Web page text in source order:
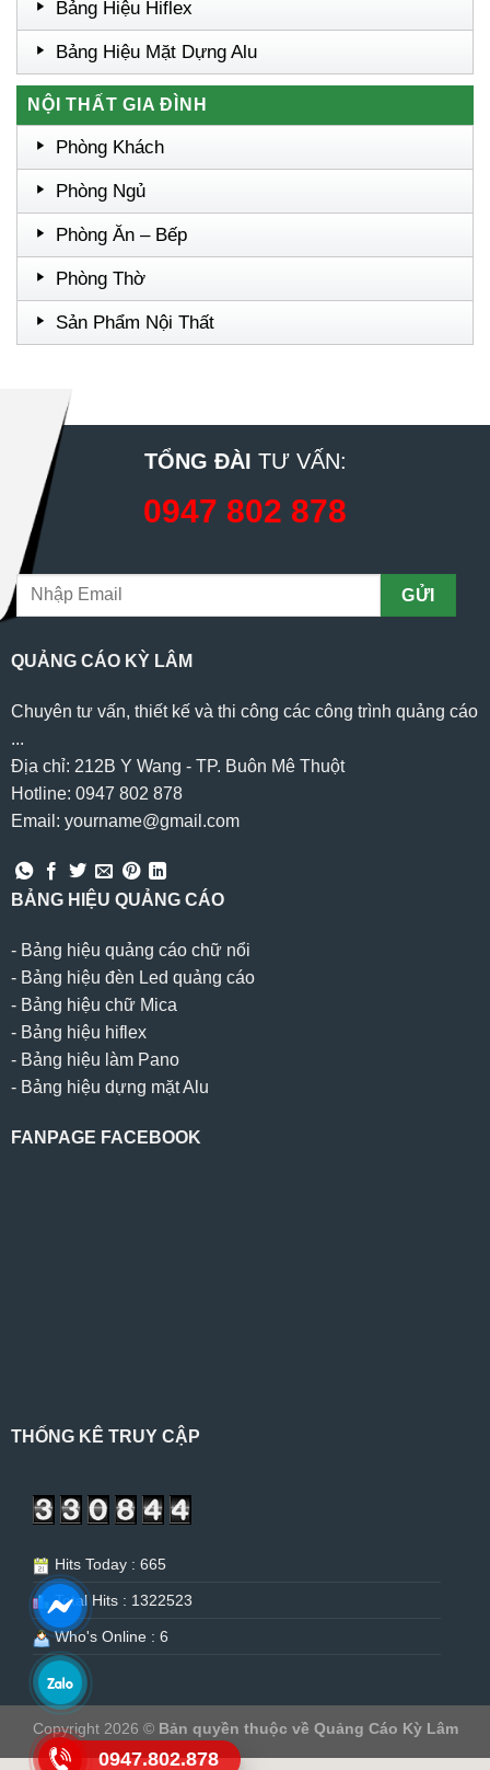
Bảng Hiệu Hiflex
Bảng Hiệu Mặt Dựng Alu
NỘI THẤT GIA ĐÌNH
Phòng Khách
Phòng Ngủ
Phòng Ăn – Bếp
Phòng Thờ
Sản Phẩm Nội Thất
TỔNG ĐÀI TƯ VẤN:
0947 802 878
QUẢNG CÁO KỲ LÂM
Chuyên tư vấn, thiết kế và thi công các công trình quảng cáo
...
Địa chỉ: 212B Y Wang - TP. Buôn Mê Thuột
Hotline: 0947 802 878
Email: yourname@gmail.com
BẢNG HIỆU QUẢNG CÁO
- Bảng hiệu quảng cáo chữ nổi
- Bảng hiệu đèn Led quảng cáo
- Bảng hiệu chữ Mica
- Bảng hiệu hiflex
- Bảng hiệu làm Pano
- Bảng hiệu dựng mặt Alu
FANPAGE FACEBOOK
THỐNG KÊ TRUY CẬP
Hits Today : 665
Total Hits : 1322523
Who's Online : 6
Copyright 2026 © Bản quyền thuộc về Quảng Cáo Kỳ Lâm
0947.802.878